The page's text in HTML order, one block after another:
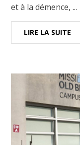
et à la démence, ...
LIRE LA SUITE